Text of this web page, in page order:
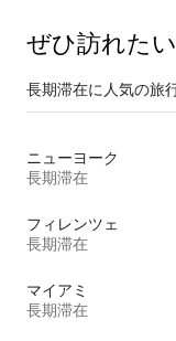
ぜひ訪⁠れ⁠た⁠
長期滞在に人気の旅
ニューヨーク
長期滞在
フィレンツェ
長期滞在
マイアミ
長期滞在